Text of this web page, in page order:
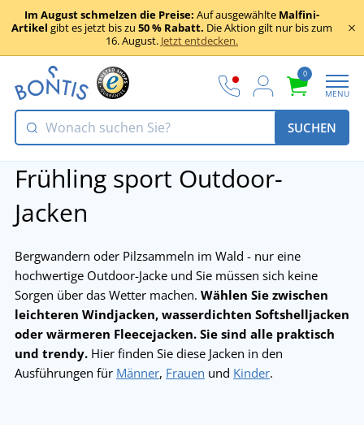
Im August schmelzen die Preise: Auf ausgewählte Malfini-
Artikel gibt es jetzt bis zu 50 % Rabatt. Die Aktion gilt nur bis zum
16. August. Jetzt entdecken.
0
MENU
SUCHEN
Frühling sport Outdoor-
Jacken
Bergwandern oder Pilzsammeln im Wald - nur eine
hochwertige Outdoor-Jacke und Sie müssen sich keine
Sorgen über das Wetter machen. Wählen Sie zwischen
leichteren Windjacken, wasserdichten Softshelljacken
oder wärmeren Fleecejacken. Sie sind alle praktisch
und trendy. Hier finden Sie diese Jacken in den
Ausführungen für Männer, Frauen und Kinder.